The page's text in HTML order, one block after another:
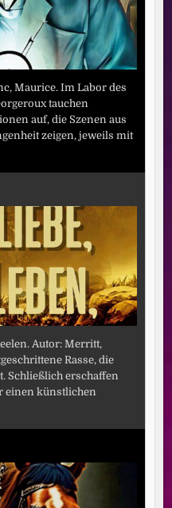
Maurice. Im Labor des
tauchen
auf, die Szenen aus
zeigen, jeweils mit
Autor: Merritt,
Rasse, die
Schließlich erschaffen
einen künstlichen